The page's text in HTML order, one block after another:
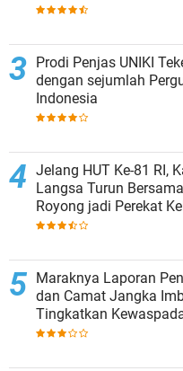
Prodi Penjas UNIKI
dengan sejumlah
Indonesia
Jelang HUT Ke-81 RI,
Langsa Turun
Royong jadi Perekat
Maraknya Laporan
dan Camat Jangka
Tingkatkan